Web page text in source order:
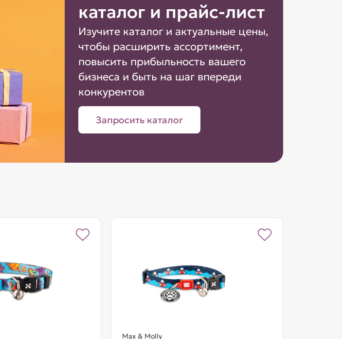
каталог и прайс-лист
Изучите каталог и актуальные цены,
чтобы расширить ассортимент,
повысить прибыльность вашего
бизнеса и быть на шаг впереди
конкурентов
Запросить каталог
Max & Molly